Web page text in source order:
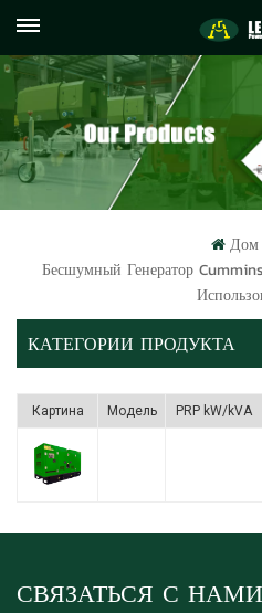
059122071372
Дом
Бесшумный Генератор
КАТЕГОРИИ ПРОДУКТА
Картина Модель PRP kW/kVA
СВЯЗАТЬСЯ С НАМИ